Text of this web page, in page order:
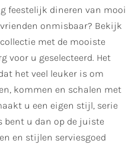
feestelijk dineren van mooi
onmisbaar? Bekijk
met de mooiste
voor u geselecteerd. Het
het veel leuker is om
kommen en schalen met
u een eigen stijl, serie
bent u dan op de juiste
en stijlen serviesgoed